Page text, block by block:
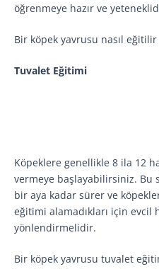
öğrenmeye hazır ve
Bir köpek yavrusu nasıl eğitilir
Tuvalet Eğitimi
Köpeklere genellikle 8 ila 12
vermeye başlayabilirsiniz. Bu
bir aya kadar sürer ve
eğitimi alamadıkları için
yönlendirmelidir.
Bir köpek yavrusu tuvalet